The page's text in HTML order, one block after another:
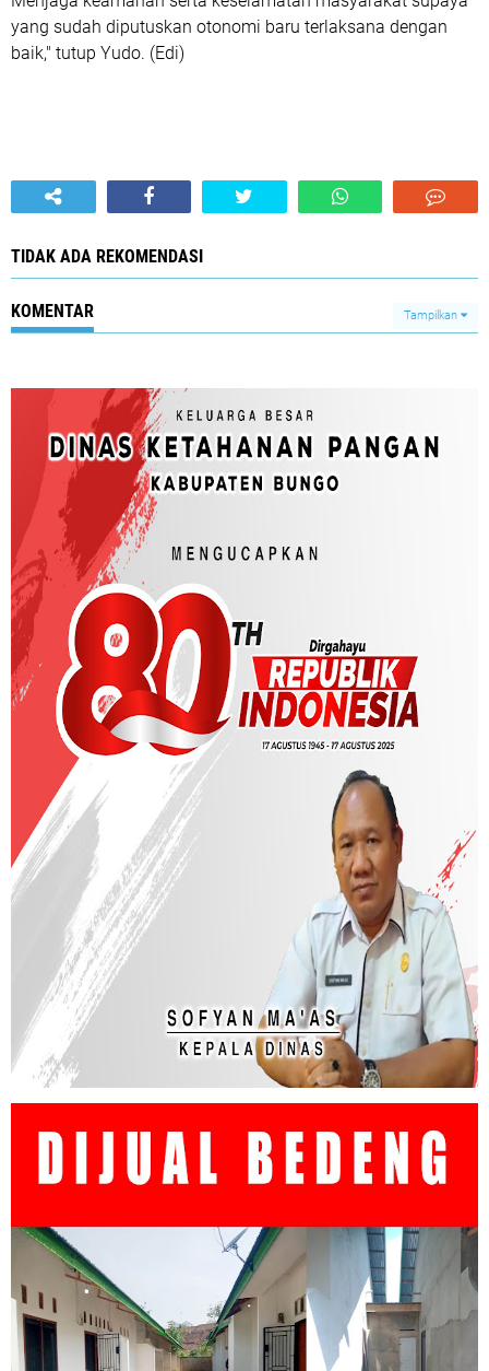
yang sudah diputuskan otonomi baru terlaksana dengan
baik," tutup Yudo. (Edi)
TIDAK ADA REKOMENDASI
KOMENTAR Tampilkan